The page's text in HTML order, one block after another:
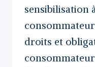
sensibilisation
droits et